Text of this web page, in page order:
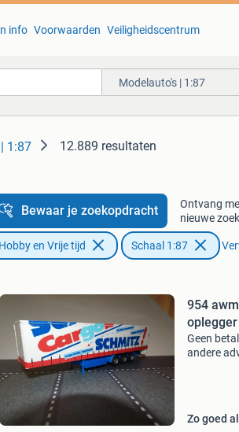
info Voorwaarden Veiligheidscentrum
Modelauto's | 1:87
1:87 12.889 resultaten
Bewaar je zoekopdracht
Ontvang
nieuwe
Hobby en Vrije tijd Schaal 1:87
954
Geen
andere
Zo goed